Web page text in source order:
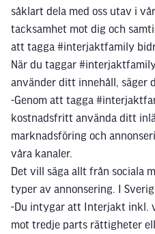
såklart dela med oss utav i
tacksamhet mot dig och
att tagga #interjaktfamily
När du taggar
använder ditt innehåll, säger
-Genom att tagga
kostnadsfritt använda ditt
marknadsföring och
våra kanaler.
Det vill säga allt från sociala
typer av annonsering. I
-Du intygar att Interjakt inkl.
mot tredje parts rättigheter